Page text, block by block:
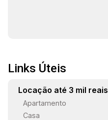
Links Úteis
Locação até 3 mil reais
Apartamento
Casa